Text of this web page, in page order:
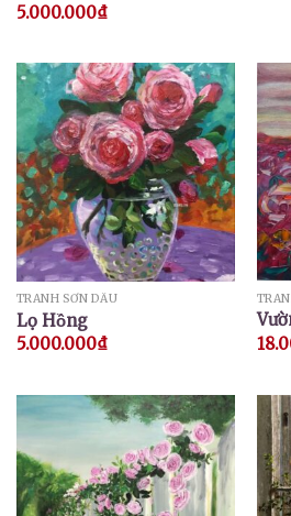
5.000.000₫
TRANH SƠN DẦU
Lọ Hồng
5.000.000₫